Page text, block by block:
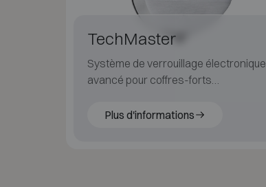
TechMaster
Système de verrouillage électronique
avancé pour coffres-forts
intelligentes
Plus d'informations